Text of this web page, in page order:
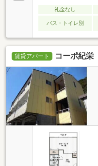
礼金なし
バス・トイレ別
賃貸アパート コーポ紀栄